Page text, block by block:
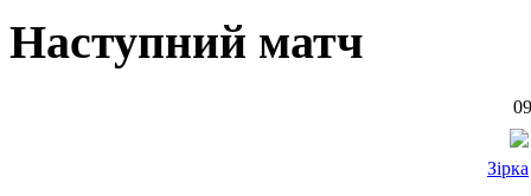
Наступний матч
Зірка